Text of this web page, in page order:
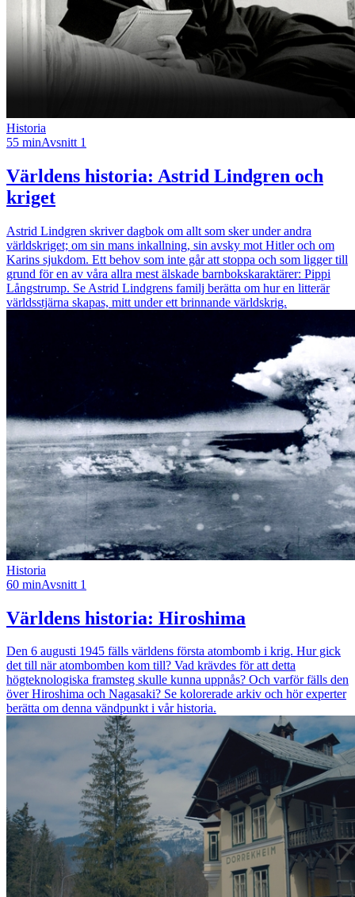
Historia
55 minAvsnitt 1
Världens historia: Astrid Lindgren och
kriget
Astrid Lindgren skriver dagbok om allt som sker under andra
världskriget; om sin mans inkallning, sin avsky mot Hitler och om
Karins sjukdom. Ett behov som inte går att stoppa och som ligger till
grund för en av våra allra mest älskade barnbokskaraktärer: Pippi
Långstrump. Se Astrid Lindgrens familj berätta om hur en litterär
världsstjärna skapas, mitt under ett brinnande världskrig.
Historia
60 minAvsnitt 1
Världens historia: Hiroshima
Den 6 augusti 1945 fälls världens första atombomb i krig. Hur gick
det till när atombomben kom till? Vad krävdes för att detta
högteknologiska framsteg skulle kunna uppnås? Och varför fälls den
över Hiroshima och Nagasaki? Se kolorerade arkiv och hör experter
berätta om denna vändpunkt i vår historia.